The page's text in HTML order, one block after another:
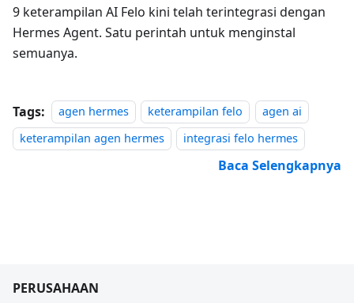
9 keterampilan AI Felo kini telah terintegrasi dengan
Hermes Agent. Satu perintah untuk menginstal
semuanya.
Tags: agen hermes keterampilan felo
agen ai
keterampilan agen hermes
integrasi felo hermes
Baca Selengkapnya
PERUSAHAAN